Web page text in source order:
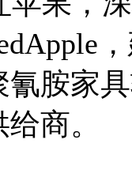
氰胺家
商。